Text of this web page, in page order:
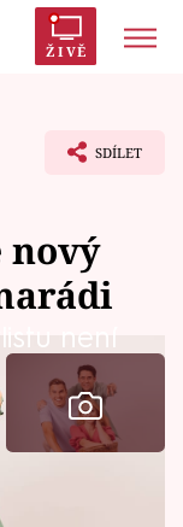
ŽIVĚ
SDÍLET
nový
není
seriál